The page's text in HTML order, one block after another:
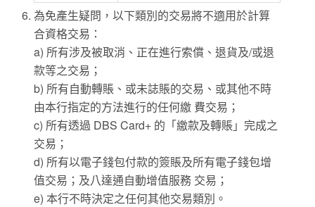
為免產生疑問，以下類別的交易將不適用於計算
合資格交易：
a) 所有涉及被取消、正在進行索償、退貨及/或退
款等之交易；
b) 所有自動轉賬、或未誌賬的交易、或其他不時
由本行指定的方法進行的任何繳 費交易；
c) 所有透過 DBS Card+ 的「繳款及轉賬」完成之
交易；
d) 所有以電子錢包付款的簽賬及所有電子錢包增
值交易；及八達通自動增值服務 交易；
e) 本行不時決定之任何其他交易類別。